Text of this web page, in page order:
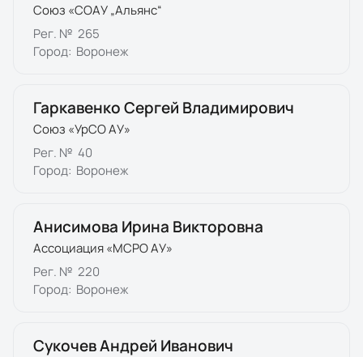
Союз «СОАУ „Альянс“
Рег. № 265
Город: Воронеж
Гаркавенко Сергей Владимирович
Союз «УрСО АУ»
Рег. № 40
Город: Воронеж
Анисимова Ирина Викторовна
Ассоциация «МСРО АУ»
Рег. № 220
Город: Воронеж
Сукочев Андрей Иванович